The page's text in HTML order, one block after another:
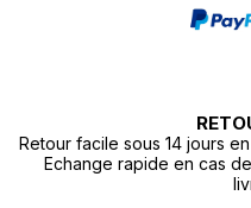
Retour facile sous 14 jours
Echange rapide en cas